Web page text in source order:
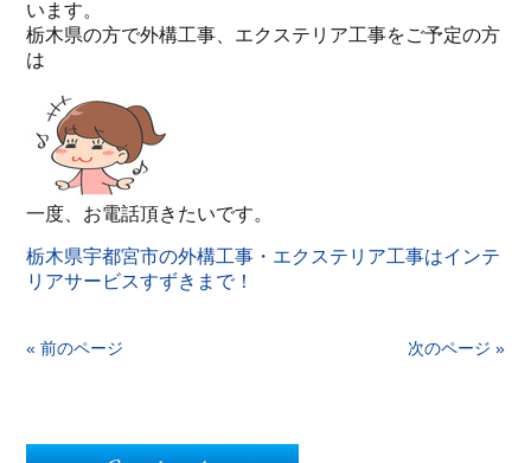
います。
栃木県の方で外構工事、エクステリア工事をご予定の方
は
一度、お電話頂きたいです。
栃木県宇都宮市の外構工事・エクステリア工事はインテ
リアサービスすずきまで！
« 前のページ 次のページ »